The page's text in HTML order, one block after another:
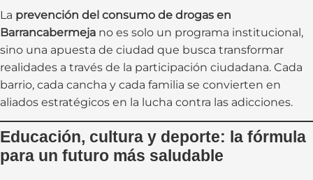
La prevención del consumo de drogas en
Barrancabermeja no es solo un programa institucional,
sino una apuesta de ciudad que busca transformar
realidades a través de la participación ciudadana. Cada
barrio, cada cancha y cada familia se convierten en
aliados estratégicos en la lucha contra las adicciones.
Educación, cultura y deporte: la fórmula
para un futuro más saludable